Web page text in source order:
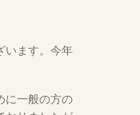
います。今年
に一般の方の